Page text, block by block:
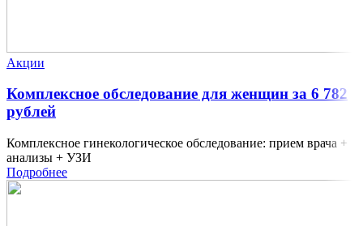
Акции
Комплексное обследование для женщин за 6 782
рублей
Комплексное гинекологическое обследование: прием врача +
анализы + УЗИ
Подробнее